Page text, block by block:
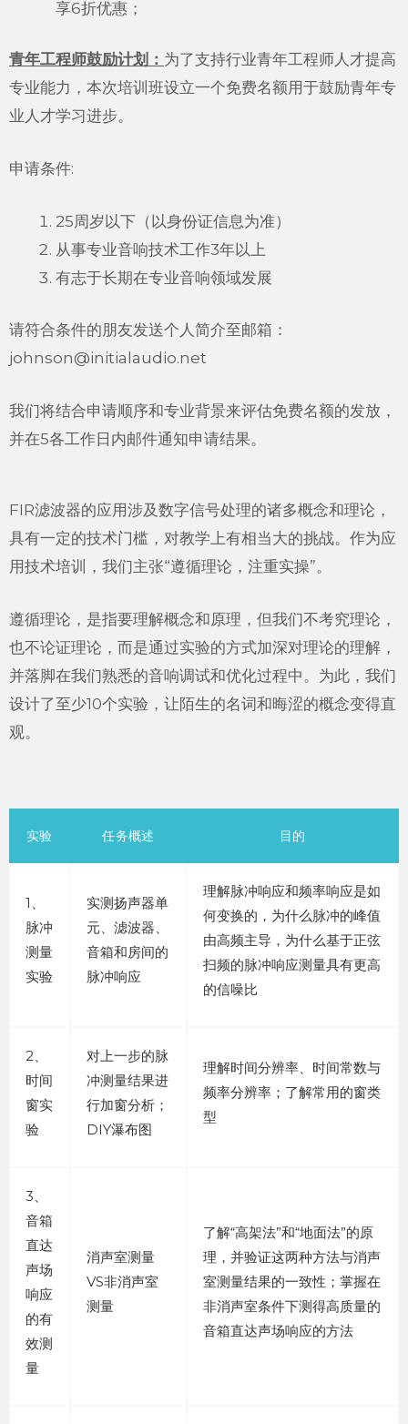
享6折优惠；
青年工程师鼓励计划： 为了支持行业青年工程师人才提高
专业能力，本次培训班设立一个免费名额用于鼓励青年专
业人才学习进步。
申请条件:
25周岁以下（以身份证信息为准）
从事专业音响技术工作3年以上
有志于长期在专业音响领域发展
请符合条件的朋友发送个人简介至邮箱：
johnson@initialaudio.net
我们将结合申请顺序和专业背景来评估免费名额的发放，
并在5各工作日内邮件通知申请结果。
FIR滤波器的应用涉及数字信号处理的诸多概念和理论，
具有一定的技术门槛，对教学上有相当大的挑战。作为应
用技术培训，我们主张“遵循理论，注重实操”。
遵循理论，是指要理解概念和原理，但我们不考究理论，
也不论证理论，而是通过实验的方式加深对理论的理解，
并落脚在我们熟悉的音响调试和优化过程中。为此，我们
设计了至少10个实验，让陌生的名词和晦涩的概念变得直
观。
实验 任务概述 目的
1、
脉冲
测量
实验
实测扬声器单
元、滤波器、
音箱和房间的
脉冲响应
理解脉冲响应和频率响应是如
何变换的，为什么脉冲的峰值
由高频主导，为什么基于正弦
扫频的脉冲响应测量具有更高
的信噪比
2、
时间
窗实
验
对上一步的脉
冲测量结果进
行加窗分析；
DIY瀑布图
理解时间分辨率、时间常数与
频率分辨率；了解常用的窗类
型
3、
音箱
直达
声场
响应
的有
效测
量
消声室测量
VS非消声室
测量
了解“高架法”和“地面法”的原
理，并验证这两种方法与消声
室测量结果的一致性；掌握在
非消声室条件下测得高质量的
音箱直达声场响应的方法